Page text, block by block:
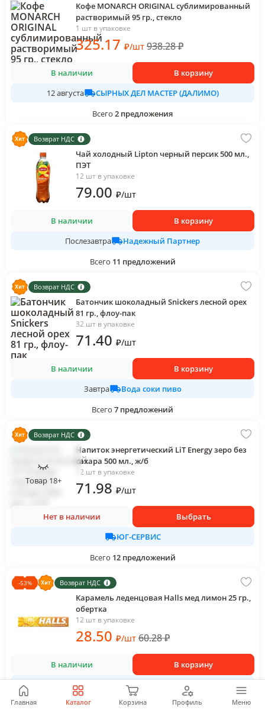
Главная Каталог Корзина Профиль Меню
Кофе MONARCH ORIGINAL сублимированный
растворимый 95 гр., стекло
1 шт в упаковке
325.17 ₽/шт 938.28₽
В наличии
В корзину
12 августа
СЫРНЫХ ДЕЛ МАСТЕР (ДАЛИМО)
Всего 2 предложения
Возврат НДС
Чай холодный Lipton черный персик 500 мл.,
ПЭТ
12 шт в упаковке
79.00 ₽/шт
В наличии
В корзину
Послезавтра
Надежный Партнер
Всего 11 предложений
Возврат НДС
Батончик шоколадный Snickers лесной орех
81 гр., флоу-пак
32 шт в упаковке
71.40 ₽/шт
В наличии
В корзину
Завтра
Вода соки пиво
Всего 7 предложений
Возврат НДС
Товар 18+
Напиток энергетический LiT Energy зеро без
сахара 500 мл., ж/б
12 шт в упаковке
71.98 ₽/шт
Нет в наличии
Выбрать
ЮГ-СЕРВИС
Всего 12 предложений
-53% Возврат НДС
Карамель леденцовая Halls мед лимон 25 гр.,
обертка
12 шт в упаковке
28.50 ₽/шт 60.28₽
В наличии
В корзину
12 августа
СЫРНЫХ ДЕЛ МАСТЕР (ДАЛИМО)
предложения